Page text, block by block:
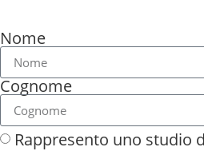
Nome
Cognome
Rappresento uno studio